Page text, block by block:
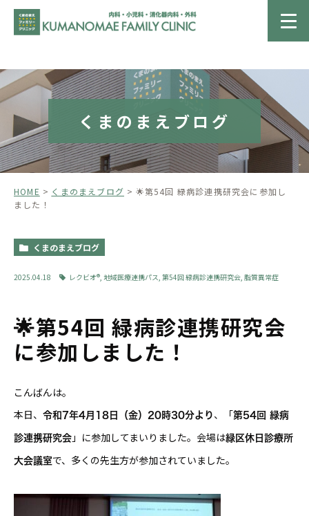
くまのまえブログ
HOME くまのまえブログ
🌟第54回 緑病診連携研究会に参加し
ました！
くまのまえブログ
2025.04.18 レクビオ® 地域医療連携パス 第54回 緑病診連携研究会 脂質異常症
🌟第54回 緑病診連携研究会
に参加しました！
こんばんは。
本日、
令和7年4月18日（金）20時30分より 、「第54回 緑病
診連携研究会 」に参加してまいりました。会場は緑区休日診療所
大会議室で、多くの先生方が参加されていました。